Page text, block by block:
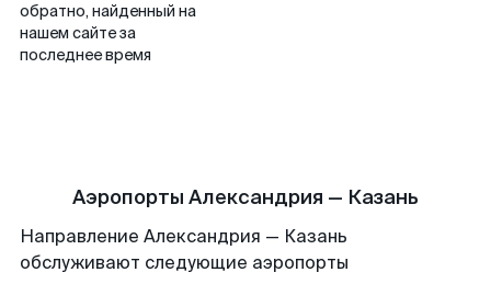
обратно, найденный на
нашем сайте за
последнее время
Аэропорты Александрия — Казань
Направление Александрия — Казань
обслуживают следующие аэропорты